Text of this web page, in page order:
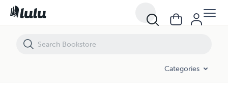
Categories
Kira y la tormenta de hielo KIRA AND THE ICE STORM